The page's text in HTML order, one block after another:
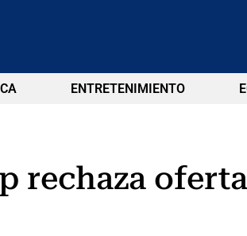
ENTRETENIMIENTO
rechaza